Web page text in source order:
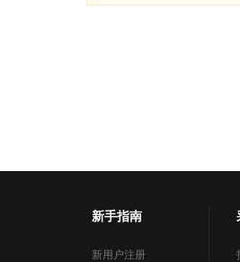
新手指南
新用户注册